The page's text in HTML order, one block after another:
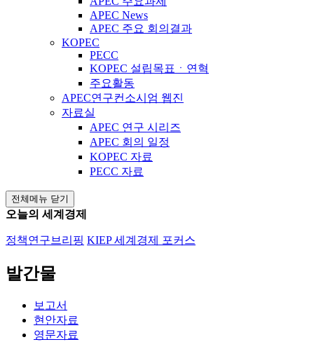
APEC News
APEC 주요 회의결과
KOPEC
PECC
KOPEC 설립목표ㆍ연혁
주요활동
APEC연구컨소시엄 웹진
자료실
APEC 연구 시리즈
APEC 회의 일정
KOPEC 자료
PECC 자료
전체메뉴 닫기
오늘의 세계경제
정책연구브리핑 KIEP 세계경제 포커스
발간물
보고서
현안자료
영문자료